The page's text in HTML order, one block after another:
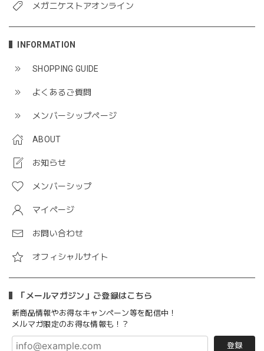
メガニケストアオンライン
INFORMATION
SHOPPING GUIDE
よくあるご質問
メンバーシップページ
ABOUT
お知らせ
メンバーシップ
マイページ
お問い合わせ
オフィシャルサイト
「メールマガジン」ご登録はこちら
新商品情報やお得なキャンペーン等を配信中！
メルマガ限定のお得な情報も！？
登録